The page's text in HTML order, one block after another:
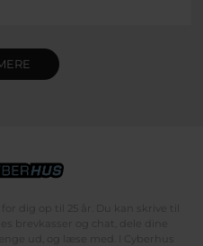
dig op til 25 år. Du kan skrive til
brevkasser og chat, dele dine
ud, og læse med. I Cyberhus